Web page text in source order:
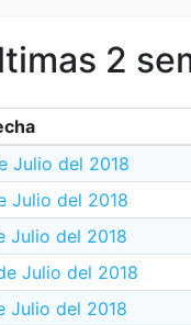
2
Julio del 2018
Julio del 2018
Julio del 2018
Julio del 2018
Julio del 2018